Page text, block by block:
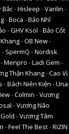
Bắc-Hisleep -Varilin -
-Boca -Bảo Nhĩ
-GHV Ksol -Bảo Cốt
-OB New-
- SpermQ -Nordisk
-Menpro -Ladi Gem -
Thận Khang-Cao Vị
-Bách Niên Kiện -Una
-Colmin -Vương
-Vương Não
-Vương Tâm
-Feel The Best-RIZIN